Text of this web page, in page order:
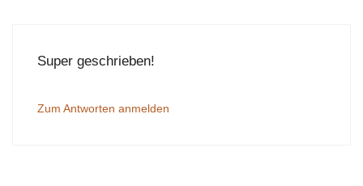
Super geschrieben!
Zum Antworten anmelden